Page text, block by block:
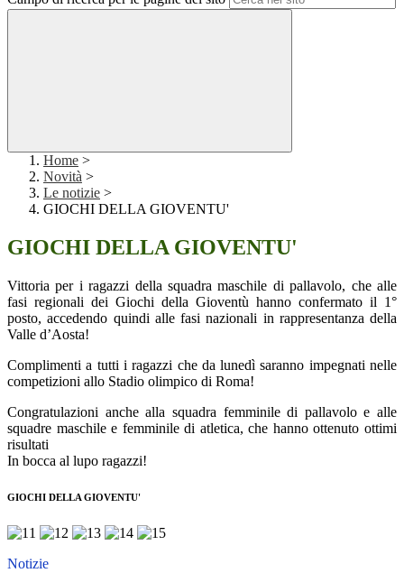
Home >
Novità >
Le notizie >
GIOCHI DELLA GIOVENTU'
GIOCHI DELLA GIOVENTU'
Vittoria per i ragazzi della squadra maschile di pallavolo, che alle
fasi regionali dei Giochi della Gioventù hanno confermato il 1°
posto, accedendo quindi alle fasi nazionali in rappresentanza della
Valle d’Aosta!
Complimenti a tutti i ragazzi che da lunedì saranno impegnati nelle
competizioni allo Stadio olimpico di Roma!
Congratulazioni anche alla squadra femminile di pallavolo e alle
squadre maschile e femminile di atletica, che hanno ottenuto ottimi
risultati
In bocca al lupo ragazzi!
GIOCHI DELLA GIOVENTU'
Notizie